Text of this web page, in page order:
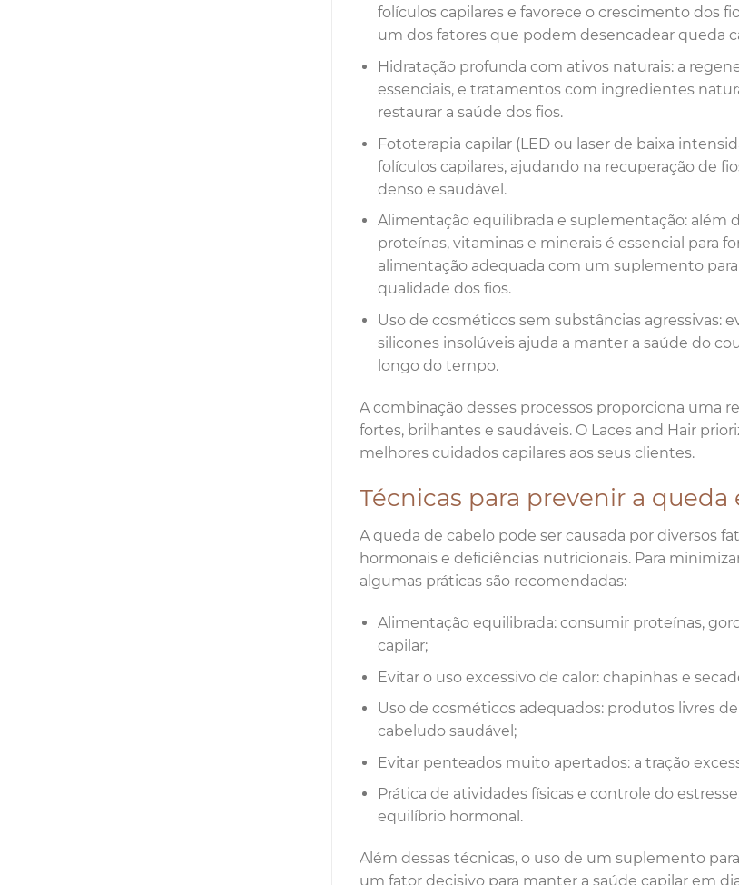
folículos capilares e favorece o crescimento dos
um dos fatores que podem desencadear queda
Hidratação profunda com ativos naturais: a
essenciais, e tratamentos com ingredientes
restaurar a saúde dos fios.
Fototerapia capilar (LED ou laser de baixa
folículos capilares, ajudando na recuperação de
denso e saudável.
Alimentação equilibrada e suplementação:
proteínas, vitaminas e minerais é essencial para
alimentação adequada com um suplemento
qualidade dos fios.
Uso de cosméticos sem substâncias agressivas:
silicones insolúveis ajuda a manter a saúde do
longo do tempo.
A combinação desses processos proporciona uma
fortes, brilhantes e saudáveis. O Laces and Hair
melhores cuidados capilares aos seus clientes.
Técnicas para prevenir a
A queda de cabelo pode ser causada por diversos
hormonais e deficiências nutricionais. Para
algumas práticas são recomendadas:
Alimentação equilibrada: consumir proteínas,
capilar;
Evitar o uso excessivo de calor: chapinhas e
Uso de cosméticos adequados: produtos livres
cabeludo saudável;
Evitar penteados muito apertados: a tração
Prática de atividades físicas e controle do
equilíbrio hormonal.
Além dessas técnicas, o uso de um suplemento
um fator decisivo para manter a saúde capilar em